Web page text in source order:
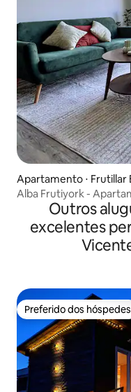
Apartamento ⋅ Frutillar
Alba Frutiyork -
de tudoOutros
excelentes
Preferido dos hóspedes
Preferido dos hóspedes